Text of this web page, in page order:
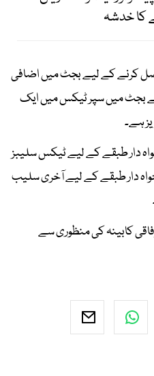
کا خدشہ
کرنے کے لیے بجٹ میں اضافی
بجٹ میں سپر ٹیکس میں ایک
دار طبقے کے لیے ٹیکس سلیبز
دار طبقے کے لیے آخری سلیب
کابینہ کی منظوری سے